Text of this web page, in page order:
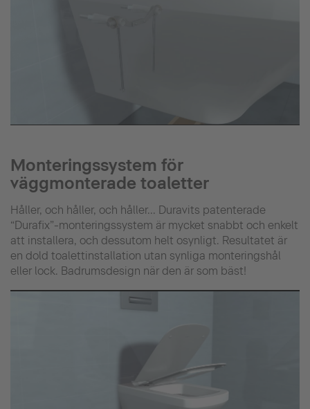
Monteringssystem för
väggmonterade toaletter
Håller, och håller, och håller... Duravits patenterade
“Durafix”-monteringssystem är mycket snabbt och enkelt
att installera, och dessutom helt osynligt. Resultatet är
en dold toalettinstallation utan synliga monteringshål
eller lock. Badrumsdesign när den är som bäst!